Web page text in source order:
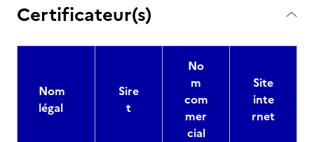
Certificateur(s)
Nom
légal
Sire
t
No
m
com
mer
cial
Site
inte
rnet